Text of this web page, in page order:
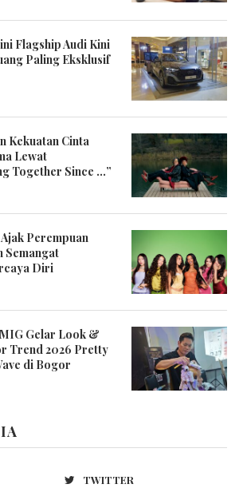
Flagship Audi Kini
Paling Eksklusif
Kekuatan Cinta
Lewat
Together Since …”
Perempuan
Semangat
Diri
Gelar Look &
Trend 2026 Pretty
di Bogor
TWITTER